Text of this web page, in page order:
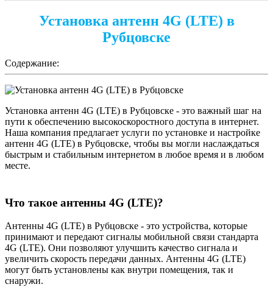
Установка антенн 4G (LTE) в
Рубцовске
Содержание:
Установка антенн 4G (LTE) в Рубцовске - это важный шаг на
пути к обеспечению высокоскоростного доступа в интернет.
Наша компания предлагает услуги по установке и настройке
антенн 4G (LTE) в Рубцовске, чтобы вы могли наслаждаться
быстрым и стабильным интернетом в любое время и в любом
месте.
Что такое антенны 4G (LTE)?
Антенны 4G (LTE) в Рубцовске - это устройства, которые
принимают и передают сигналы мобильной связи стандарта
4G (LTE). Они позволяют улучшить качество сигнала и
увеличить скорость передачи данных. Антенны 4G (LTE)
могут быть установлены как внутри помещения, так и
снаружи.